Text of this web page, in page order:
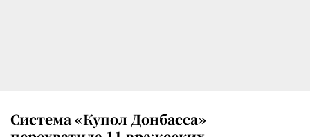
Система «Купол Донбасса»